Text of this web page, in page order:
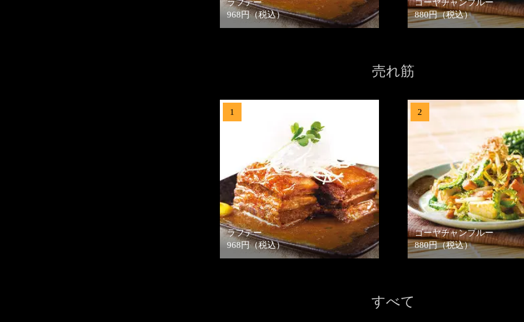
ラフテー
968円（税込）
ゴーヤチャンプルー
880円（税込）
売れ筋
1
ラフテー
968円（税込）
2
ゴーヤチャンプルー
880円（税込）
すべて